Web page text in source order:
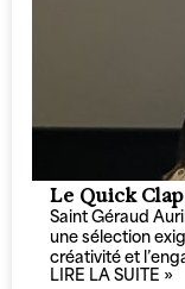
Le Quick
Saint Géraud
une sélection
créativité et
LIRE LA SUITE »